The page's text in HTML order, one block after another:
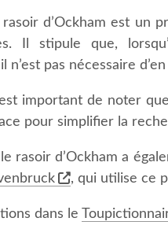
rasoir d’Ockham est un
Il stipule que,
n’est pas nécessaire
important de noter
pour simplifier la
rasoir d’Ockham a
, qui utilise ce
dans le